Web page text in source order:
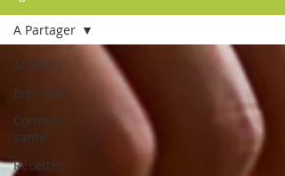
All Posts
Bien-être
Conseils
santé
Recettes
A Partager